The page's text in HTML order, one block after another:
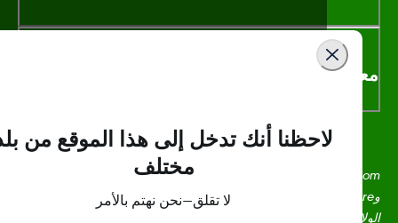
اكثر
وDexcom Share، وShare هي علامات تجارية أو علامات مُسجلة في
المتحدة وقد تكون كذلك في بلدان أخرى.
لاحظنا أنك تدخل إلى هذا الموقع من بلد
مختلف
لا تقلق—نحن نهتم بالأمر